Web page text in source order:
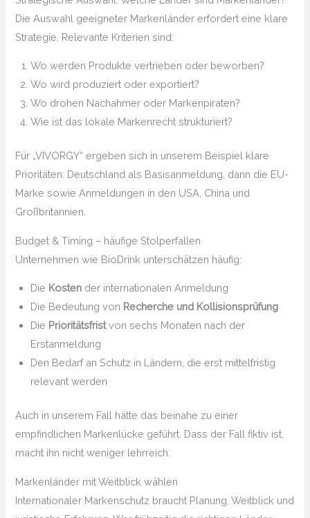
Die Auswahl geeigneter Markenländer erfordert eine klare
Strategie. Relevante Kriterien sind:
Wo werden Produkte vertrieben oder beworben?
Wo wird produziert oder exportiert?
Wo drohen Nachahmer oder Markenpiraten?
Wie ist das lokale Markenrecht strukturiert?
Für „VIVORGY“ ergeben sich in unserem Beispiel klare
Prioritäten: Deutschland als Basisanmeldung, dann die EU-
Marke sowie Anmeldungen in den USA, China und
Großbritannien.
Budget & Timing – häufige Stolperfallen
Unternehmen wie BioDrink unterschätzen häufig:
Die Kosten der internationalen Anmeldung
Die Bedeutung von Recherche und Kollisionsprüfung
Die Prioritätsfristvon sechs Monaten nach der
Erstanmeldung
Den Bedarf an Schutz in Ländern, die erst mittelfristig
relevant werden
Auch in unserem Fall hätte das beinahe zu einer
empfindlichen Markenlücke geführt. Dass der Fall fiktiv ist,
macht ihn nicht weniger lehrreich.
Markenländer mit Weitblick wählen
Internationaler Markenschutz braucht Planung, Weitblick und